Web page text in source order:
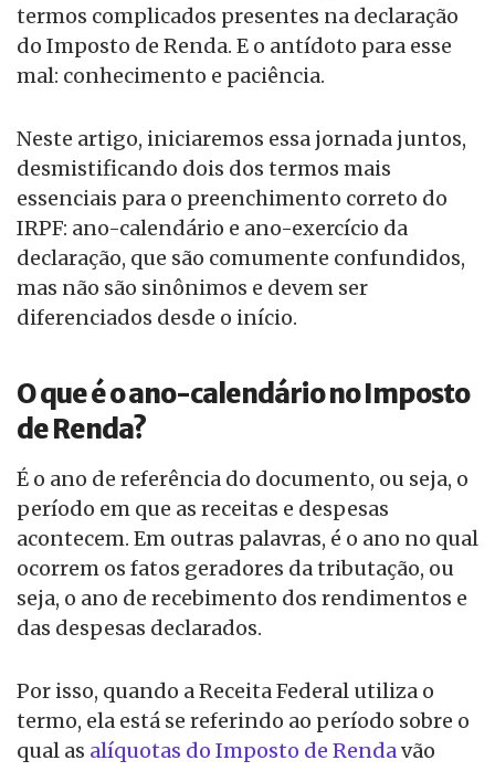
termos complicados presentes na declaração
do Imposto de Renda. E o antídoto para esse
mal: conhecimento e paciência.
Neste artigo, iniciaremos essa jornada juntos,
desmistificando dois dos termos mais
essenciais para o preenchimento correto do
IRPF: ano-calendário e ano-exercício da
declaração, que são comumente confundidos,
mas não são sinônimos e devem ser
diferenciados desde o início.
O que é o ano-calendário no Imposto
de Renda?
É o ano de referência do documento, ou seja, o
período em que as receitas e despesas
acontecem. Em outras palavras, é o ano no qual
ocorrem os fatos geradores da tributação, ou
seja, o ano de recebimento dos rendimentos e
das despesas declarados.
Por isso, quando a Receita Federal utiliza o
termo, ela está se referindo ao período sobre o
qual as alíquotas do Imposto de Rendavão